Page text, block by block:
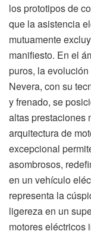
los prototipos de
que la asistencia
mutuamente
manifiesto. En el
puros, la
Nevera, con su
y frenado, se
altas prestaciones
arquitectura de
excepcional
asombrosos,
en un vehículo
representa la
ligereza en un
motores eléctricos